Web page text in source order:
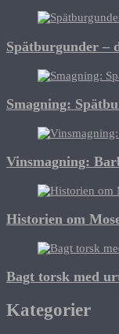
Spätburgunder –
Smagning:
Vinsmagning:
Historien om
Bagt torsk med
Kategorier